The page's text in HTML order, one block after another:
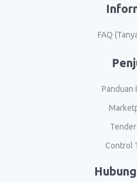
FAQ
Panduan
Control